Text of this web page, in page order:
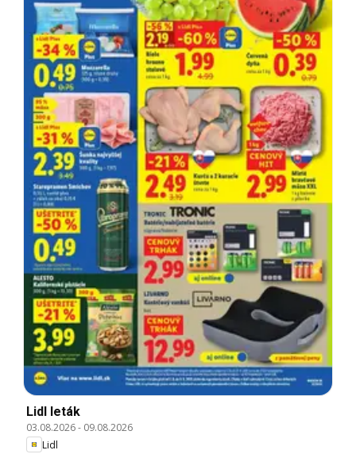
Lidl leták
03.08.2026- 09.08.2026
Lidl